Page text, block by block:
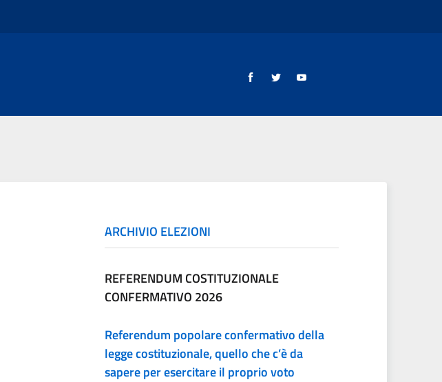
ARCHIVIO ELEZIONI
REFERENDUM COSTITUZIONALE
CONFERMATIVO 2026
Referendum popolare confermativo della
legge costituzionale, quello che c’è da
sapere per esercitare il proprio voto